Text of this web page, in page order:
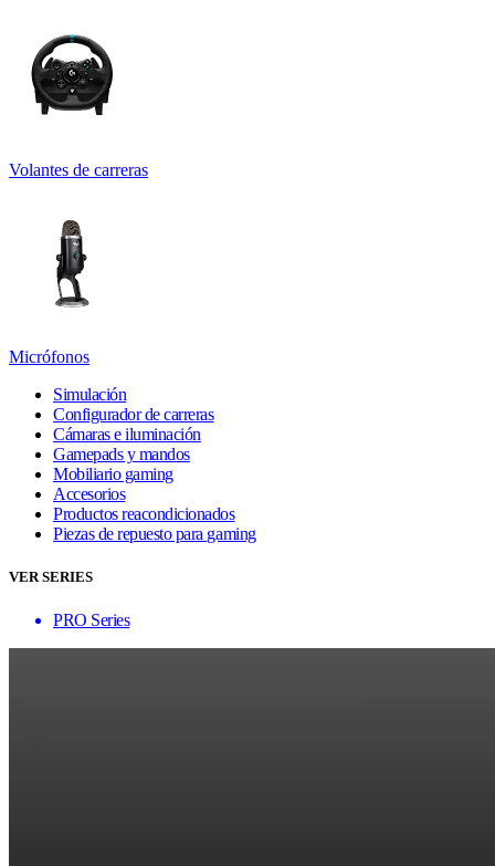
Volantes de carreras
Micrófonos
Simulación
Configurador de carreras
Cámaras e iluminación
Gamepads y mandos
Mobiliario gaming
Accesorios
Productos reacondicionados
Piezas de repuesto para gaming
VER SERIES
PRO Series